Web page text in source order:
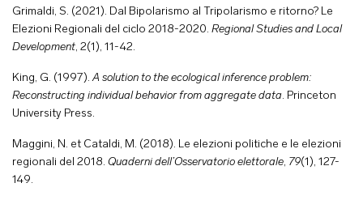
Grimaldi, S. (2021). Dal Bipolarismo al Tripolarismo e ritorno? Le
Elezioni Regionali del ciclo 2018-2020. Regional Studies and Local
Development, 2(1), 11-42.
King, G. (1997).A solution to the ecological inference problem:
Reconstructing individual behavior from aggregate data. Princeton
University Press.
Maggini, N. et Cataldi, M. (2018). Le elezioni politiche e le elezioni
regionali del 2018. Quaderni dell’Osservatorio elettorale, 79(1), 127-
149.